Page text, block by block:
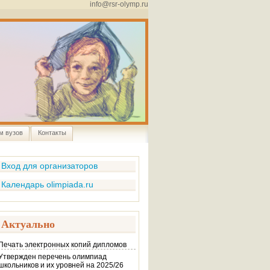
info@rsr-olymp.ru
вузов Контакты
Вход для организаторов
Календарь olimpiada.ru
Актуально
Печать электронных копий дипломов
перечень олимпиад
и их уровней на 2025/26